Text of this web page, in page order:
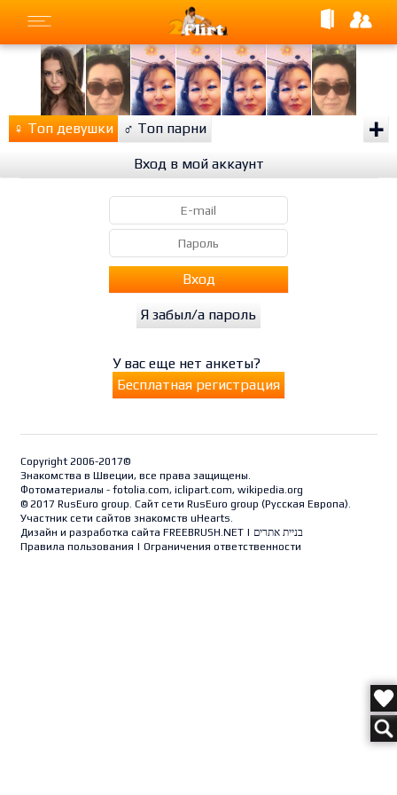
♀Топ девушки ♂ Топ парни +
Вход в мой аккаунт
Вход
Я забыл/а пароль
У вас еще нет анкеты?
Бесплатная регистрация
Copyright 2006-2017©
Знакомства в Швеции, все права защищены.
Фотоматериалы - fotolia.com, iclipart.com, wikipedia.org
© 2017 RusEuro group. Сайт сети RusEuro group (Русская Европа).
Участник сети сайтов знакомств uHearts.
Дизайн и разработка сайта FREEBRUSH.NET| בניית אתרים
Правила пользования | Ограничения ответственности